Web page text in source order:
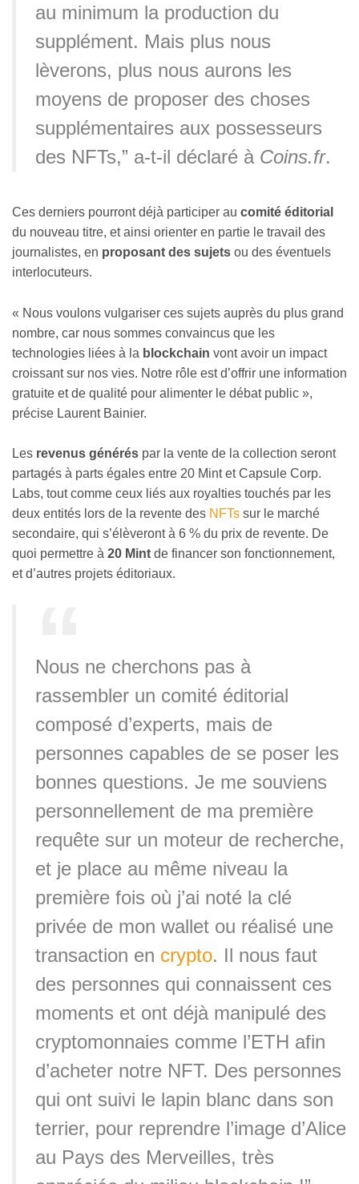
au minimum la production du
supplément. Mais plus nous
lèverons, plus nous aurons les
moyens de proposer des choses
supplémentaires aux possesseurs
des NFTs,” a-t-il déclaré à Coins.fr.
Ces derniers pourront déjà participer au comité éditorial
du nouveau titre, et ainsi orienter en partie le travail des
journalistes, en proposant des sujets ou des éventuels
interlocuteurs.
« Nous voulons vulgariser ces sujets auprès du plus grand
nombre, car nous sommes convaincus que les
technologies liées à la blockchain vont avoir un impact
croissant sur nos vies. Notre rôle est d’offrir une information
gratuite et de qualité pour alimenter le débat public »,
précise Laurent Bainier.
Les revenus générés par la vente de la collection seront
partagés à parts égales entre 20 Mint et Capsule Corp.
Labs, tout comme ceux liés aux royalties touchés par les
deux entités lors de la revente des NFTs sur le marché
secondaire, qui s’élèveront à 6 % du prix de revente. De
quoi permettre à 20 Mint de financer son fonctionnement,
et d’autres projets éditoriaux.
Nous ne cherchons pas à
rassembler un comité éditorial
composé d’experts, mais de
personnes capables de se poser les
bonnes questions. Je me souviens
personnellement de ma première
requête sur un moteur de recherche,
et je place au même niveau la
première fois où j’ai noté la clé
privée de mon wallet ou réalisé une
transaction en crypto. Il nous faut
des personnes qui connaissent ces
moments et ont déjà manipulé des
cryptomonnaies comme l’ETH afin
d’acheter notre NFT. Des personnes
qui ont suivi le lapin blanc dans son
terrier, pour reprendre l’image d’Alice
au Pays des Merveilles, très